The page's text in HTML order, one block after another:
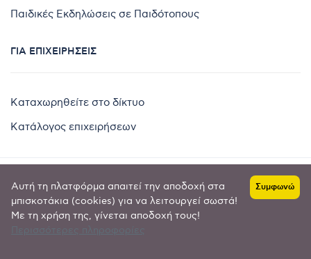
Παιδικές Εκδηλώσεις σε Παιδότοπους
ΓΙΑ ΕΠΙΧΕΙΡΉΣΕΙΣ
Καταχωρηθείτε στο δίκτυο
Κατάλογος επιχειρήσεων
Copyright © 2024 by
Goldensites
Αυτή τη πλατφόρμα απαιτεί την αποδοχή στα
μπισκοτάκια (cookies) για να λειτουργεί σωστά!
Με τη χρήση της, γίνεται αποδοχή τους!
Συμφωνώ